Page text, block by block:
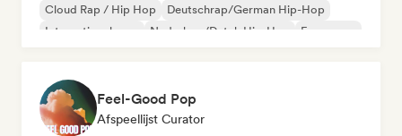
Cloud Rap / Hip Hop
Deutschrap/German Hip-Hop
Internationale rap
Nederhop/Dutch Hip-Hop Franse rap
Feel-Good Pop
Afspeellijst Curator